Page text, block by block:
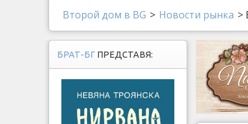
Второй дом в BG > Новости рынка >
БРАТ-БГ ПРЕДСТАВЯ: